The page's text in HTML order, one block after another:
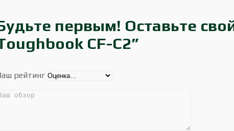
первым! Оставьте
CF-C2”
рейтинг